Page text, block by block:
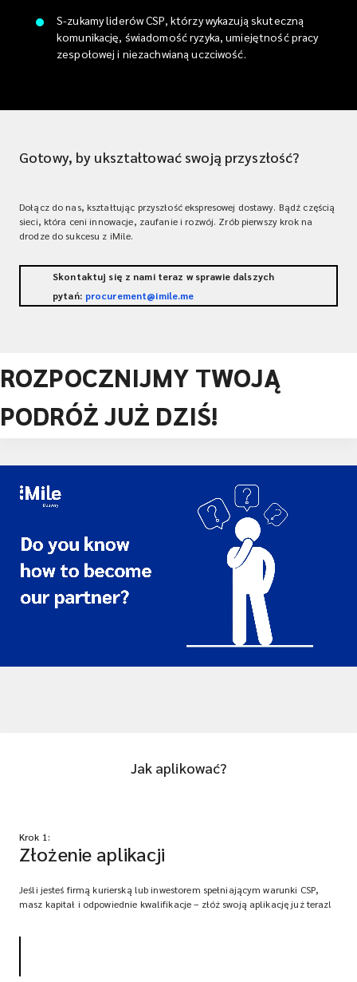
S-zukamy liderów CSP, którzy wykazują skuteczną
komunikację, świadomość ryzyka, umiejętność pracy
zespołowej i niezachwianą uczciwość.
Gotowy, by ukształtować swoją przyszłość?
Dołącz do nas, kształtując przyszłość ekspresowej dostawy. Bądź częścią
sieci, która ceni innowacje, zaufanie i rozwój. Zrób pierwszy krok na
drodze do sukcesu z iMile.
Skontaktuj się z nami teraz w sprawie dalszych
pytań: procurement@imile.me
ROZPOCZNIJMY TWOJĄ
PODRÓŻ JUŻ DZIŚ!
Jak aplikować?
Krok 1:
Złożenie aplikacji
Jeśli jesteś firmą kurierską lub inwestorem spełniającym warunki CSP,
masz kapitał i odpowiednie kwalifikacje – złóż swoją aplikację już teraz!